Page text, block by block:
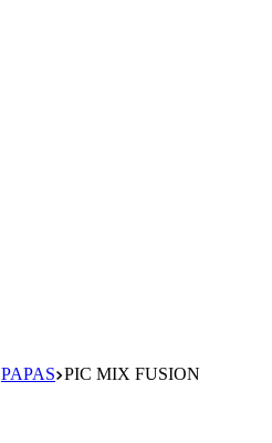
PAPAS PIC MIX FUSION